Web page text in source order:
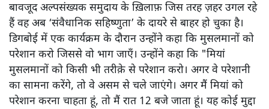
बावजूद अल्पसंख्यक समुदाय के ख़िलाफ़ जिस तरह ज़हर उगल रहे
हैं वह अब ‘संवैधानिक सहिष्णुता’ के दायरे से बाहर हो चुका है।
डिगबोई में एक कार्यक्रम के दौरान उन्होंने कहा कि मुसलमानों को
परेशान करो जिससे वो भाग जाएँ। उन्होंने कहा कि "मियां
मुसलमानों को किसी भी तरीक़े से परेशान करो। अगर वे परेशानी
का सामना करेंगे, तो वे असम से चले जाएंगे। अगर मैं मियां को
परेशान करना चाहता हूं, तो मैं रात 12 बजे जाता हूं। यह कोई मुद्दा